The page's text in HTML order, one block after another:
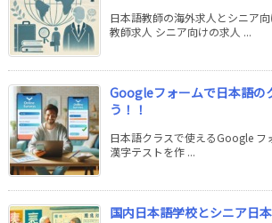
日本語教師の海外求人とシニア
教師求人 シニア向けの求人 ...
Googleフォームで日本語の
う！！
日本語クラスで使えるGoogle フ
漢字テストを作 ...
国内日本語学校とシニア日